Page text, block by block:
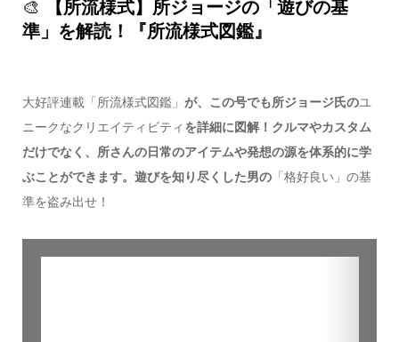
🎨
【所流様式】所ジョージの「遊びの基
準」を解読！『所流様式図鑑』
大好評連載「所流様式図鑑」 が、この号でも所ジョージ氏のユ
ニークなクリエイティビティ を詳細に図解！クルマやカスタム
だけでなく、 所さんの日常のアイテムや発想の源を体系的に学
ぶことができます。遊びを知り尽くした男の「格好良い」の基
準を盗み出せ！